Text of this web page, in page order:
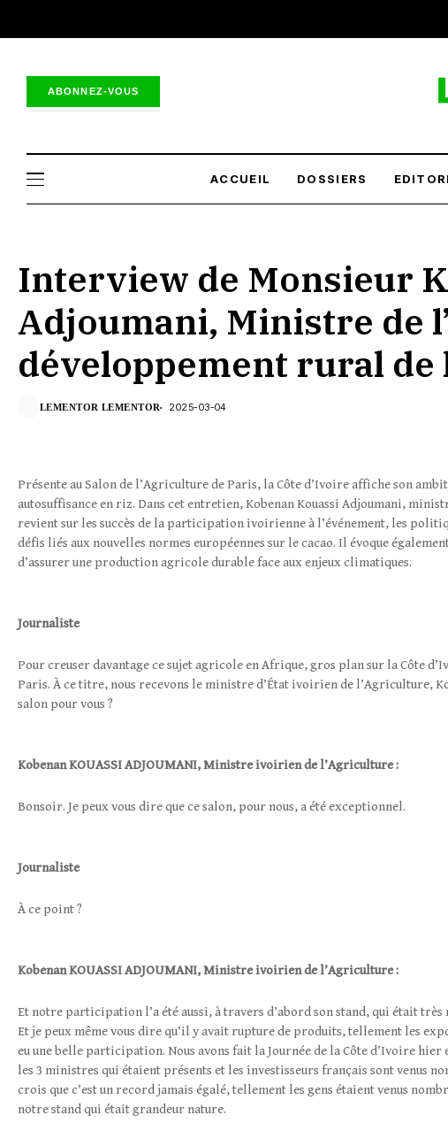
ABONNEZ-VOUS
ACCUEIL DOSSIERS
Interview de Monsieur
Adjoumani, Ministre de
développement rural de
LEMENTOR LEMENTOR 2025-03-04
Présente au Salon de l’Agriculture de Paris, la Côte d’Ivoire affiche son
autosuffisance en riz. Dans cet entretien, Kobenan Kouassi Adjoumani,
revient sur les succès de la participation ivoirienne à l’événement, les
défis liés aux nouvelles normes européennes sur le cacao. Il évoque
d’assurer une production agricole durable face aux enjeux climatiques.
Journaliste
Pour creuser davantage ce sujet agricole en Afrique, gros plan sur la Côte
Paris. À ce titre, nous recevons le ministre d’État ivoirien de l’Agriculture,
salon pour vous ?
KobenanKOUASSI ADJOUMANI,Ministre ivoirien de l’Agriculture:
Bonsoir. Je peux vous dire que ce salon, pour nous, a été exceptionnel.
Journaliste
À ce point ?
KobenanKOUASSI ADJOUMANI,Ministre ivoirien de l’Agriculture:
Et notre participation l’a été aussi, à travers d’abord son stand, qui était
Et je peux même vous dire qu’il y avait rupture de produits, tellement les
eu une belle participation. Nous avons fait la Journée de la Côte d’Ivoire
les 3 ministres qui étaient présents et les investisseurs français sont venus
crois que c’est un record jamais égalé, tellement les gens étaient venus
notre stand qui était grandeur nature.